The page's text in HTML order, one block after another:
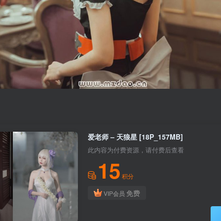
爱老师 – 天狼星 [18P_157MB]
此内容为付费资源，请付费后查看
15 积分
VIP会员 免费